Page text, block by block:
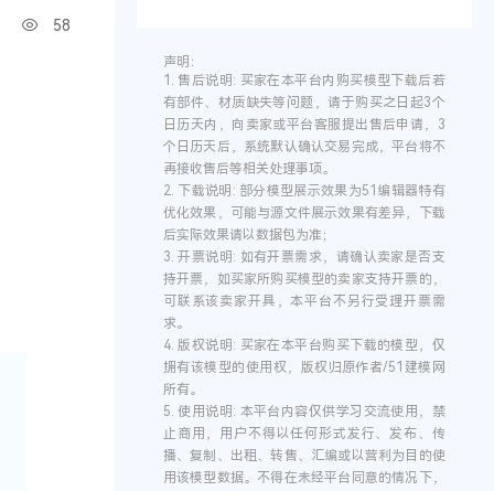
58
声明：
1.售后说明: 买家在本平台内购买模型下载后若
有部件、材质缺失等问题，请于购买之日起3个
日历天内，向卖家或平台客服提出售后申请，3
个日历天后，系统默认确认交易完成，平台将不
再接收售后等相关处理事项。
2.
下载说明: 部分模型展示效果为51编辑器特有
优化效果，可能与源文件展示效果有差异，下载
后实际效果请以数据包为准；
3.开票说明: 如有开票需求，请确认卖家是否支
持开票，如买家所购买模型的卖家支持开票的，
可联系该卖家开具，本平台不另行受理开票需
求。
4.版权说明: 买家在本平台购买下载的模型，仅
拥有该模型的使用权，版权归原作者/51建模网
所有。
5.使用说明: 本平台内容仅供学习交流使用，禁
止商用，用户不得以任何形式发行、发布、传
播、复制、出租、转售、汇编或以营利为目的使
用该模型数据。不得在未经平台同意的情况下，